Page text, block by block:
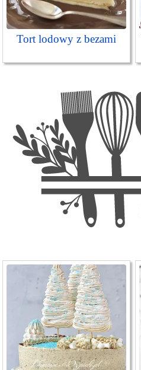
Tort lodowy z bezami